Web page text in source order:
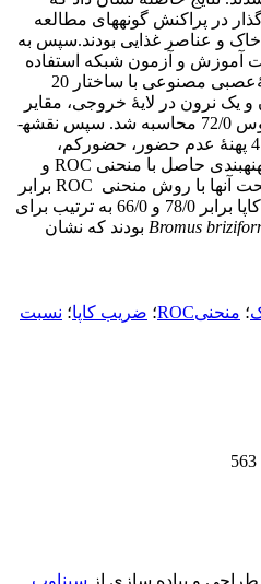
در پراکنش گونه­های مطالعه
و عناصر غذایی بودند.سپس به
جهت آموزش و آزمون شبکه استفاده
شد. در این تحقیق ساختار شبکۀعصبی­ مصنوعی با ساختار 20
و یک نرون در لایۀ خروجی، مقایر
MSE برای فستوکا 75/0و بروموس 72/0 محاسبه شد. سپس نقشه­
های پهنه­بندی گونه­های گیاهی با 4 پهنۀ عدم حضور، حضورکم،
متوسط و زیاد تهیه شد. نقشۀ پهنه­بندی حاصل با منحنی ROC و
ضریب کاپا ارزیابی شدند که صحت آن­ها با روش منحنی ROC برابر
10/97، 10/84 درصد و با ضریب کاپا برابر 78/0 و 66/0 به ترتیب برای
Bromus بودند که نشان
؛ منحنیROC ؛ ضریب کاپا؛ نسبت
طراحی و پیاده سازی از سیناوب